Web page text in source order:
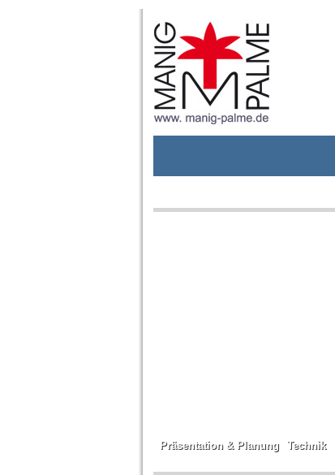
Präsentation & Planung Technik